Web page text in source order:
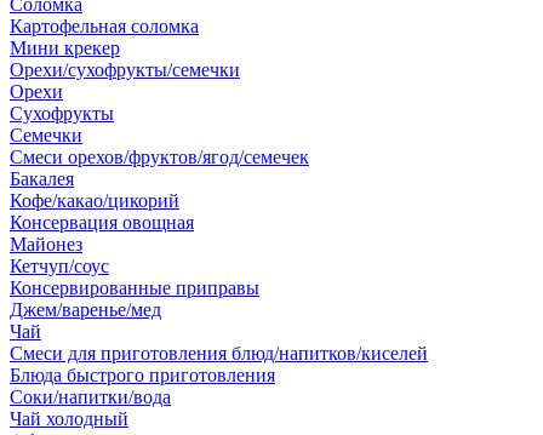
Соломка
Картофельная соломка
Мини крекер
Орехи/сухофрукты/семечки
Орехи
Сухофрукты
Семечки
Смеси орехов/фруктов/ягод/семечек
Бакалея
Кофе/какао/цикорий
Консервация овощная
Майонез
Кетчуп/соус
Консервированные приправы
Джем/варенье/мед
Чай
Смеси для приготовления блюд/напитков/киселей
Блюда быстрого приготовления
Соки/напитки/вода
Чай холодный